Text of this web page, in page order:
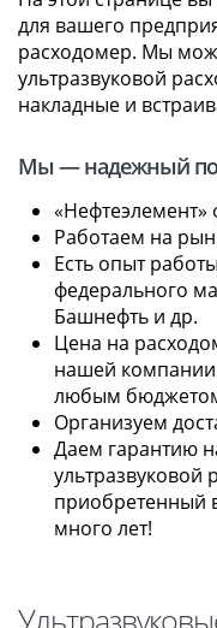
для вашего
расходомер. Мы
ультразвуковой
накладные и
Мы — надежный
Работаем на
Есть опыт
федерального
Башнефть и др.
Цена на
нашей компании
любым
Организуем
Даем гарантию
ультразвуковой
приобретенный
много лет!